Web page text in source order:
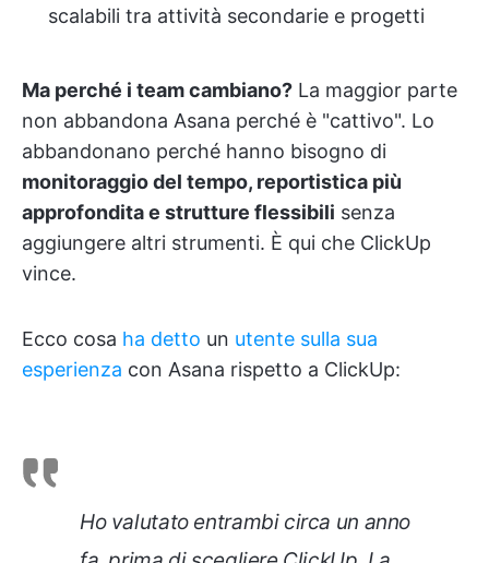
scalabili tra attività secondarie e progetti
Ma perché i team cambiano? La maggior parte
non abbandona Asana perché è "cattivo". Lo
abbandonano perché hanno bisogno di
monitoraggio del tempo, reportistica più
approfondita e strutture flessibili senza
aggiungere altri strumenti. È qui che ClickUp
vince.
Ecco cosa ha detto un utente sulla sua
esperienza con Asana rispetto a ClickUp:
Ho valutato entrambi circa un anno